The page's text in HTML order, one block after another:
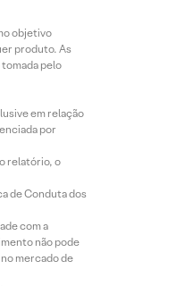
objetivo
produto. As
pelo
em relação
por
relatório, o
de Conduta dos
com a
não pode
mercado de